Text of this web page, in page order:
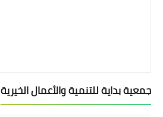
جمعية بداية للتنمية والأعمال الخيرية